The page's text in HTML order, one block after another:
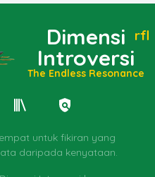
Dimensi
Introversi
rfl
The Endless Resonance
untuk fikiran yang
daripada kenyataan.